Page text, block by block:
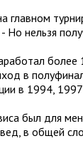
Но нельзя
в
в 1994, 1997
был для
в общей